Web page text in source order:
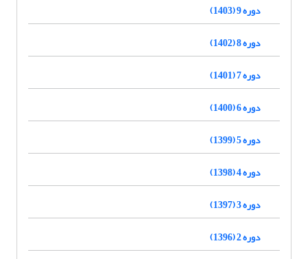
دوره 9 (1403)
دوره 8 (1402)
دوره 7 (1401)
دوره 6 (1400)
دوره 5 (1399)
دوره 4 (1398)
دوره 3 (1397)
دوره 2 (1396)